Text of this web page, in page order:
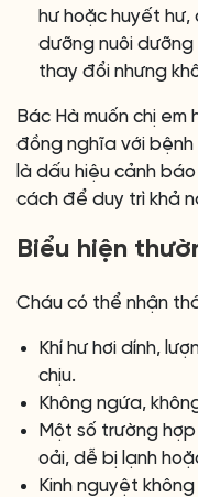
hư hoặc huyết
dưỡng nuôi dưỡng
thay đổi nhưng
Bác Hà muốn chị
đồng nghĩa với bệnh
là dấu hiệu cảnh
cách để duy trì khả
Biểu hiện
Cháu có thể nhận
Khí hư hơi dính,
chịu.
Không ngứa,
Một số trường
oải, dễ bị lạnh
Kinh nguyệt